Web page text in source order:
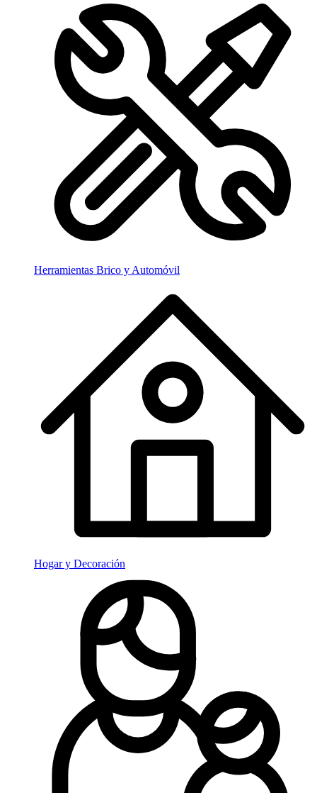
Herramientas Brico y Automóvil
Hogar y Decoración